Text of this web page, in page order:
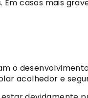
casos mais
o
acolhedor e